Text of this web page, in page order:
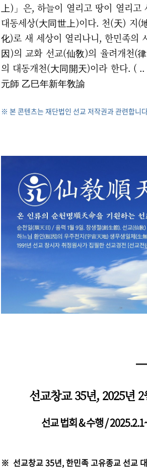
上)」은, 하늘이 열리고 땅이 열리
대동세상(大同世上)이다. 천(天) 지
化)로 새 세상이 열리나니, 한민족의
因)의 교화 선교(仙敎)의 율려개천(
의 대동개천(大同開天)이라 한다. (
元師 乙巳年新年敎諭
※ 본 콘텐츠는 재단법인 선교 저작권과 관련합니
선교창교 35년, 2025년
선교 법회 & 수행 /
※ 선교창교 35년, 한민족 고유종교 선교